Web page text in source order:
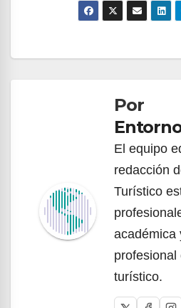
Navegación
entradasPor
El equipo
redacción
Turístico
académica
profesional
turístico.